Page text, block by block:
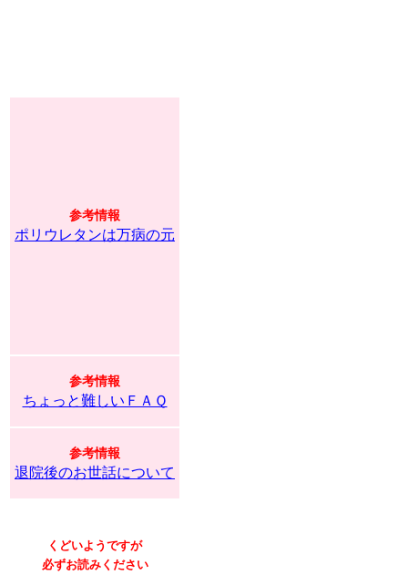
参考情報
ポリウレタンは万病の元
参考情報
ちょっと難しいＦＡＱ
参考情報
退院後のお世話について
くどいようですが
必ずお読みください